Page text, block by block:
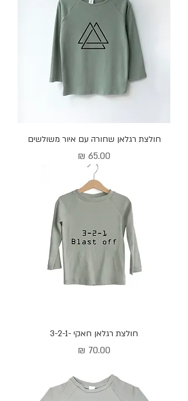
חולצת רגלאן שחורה עם איור משולשים
מחיר
חולצת רגלאן חאקי -3-2-1
מחיר